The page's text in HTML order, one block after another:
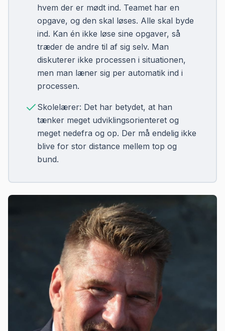
hvem der er mødt ind. Teamet har en
opgave, og den skal løses. Alle skal byde
ind. Kan én ikke løse sine opgaver, så
træder de andre til af sig selv. Man
diskuterer ikke processen i situationen,
men man læner sig per automatik ind i
processen.
Skolelærer: Det har betydet, at han
tænker meget udviklingsorienteret og
meget nedefra og op. Der må endelig ikke
blive for stor distance mellem top og
bund.